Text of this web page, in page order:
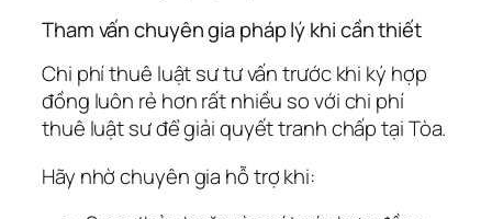
Tham vấn chuyên gia pháp lý khi cần thiết
Chi phí thuê luật sư tư vấn trước khi ký hợp
đồng luôn rẻ hơn rất nhiều so với chi phí
thuê luật sư để giải quyết tranh chấp tại Tòa.
Hãy nhờ chuyên gia hỗ trợ khi: